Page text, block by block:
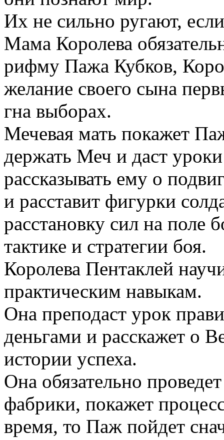
Их не сильно ругают,
Мама Королева
рифму Пажа Кубков,
желание своего сына
гна выборах.
Мечевая мать покажет
держать Меч и даст
рассказывать ему о
и расставит фигурки
расстановку сил на поле
тактике и стратегии боя.
Королева Пентаклей
практическим навыкам.
Она преподаст урок
деньгами и расскажет о
истории успеха.
Она обязательно
фабрики, покажет
время, то Паж пойдет